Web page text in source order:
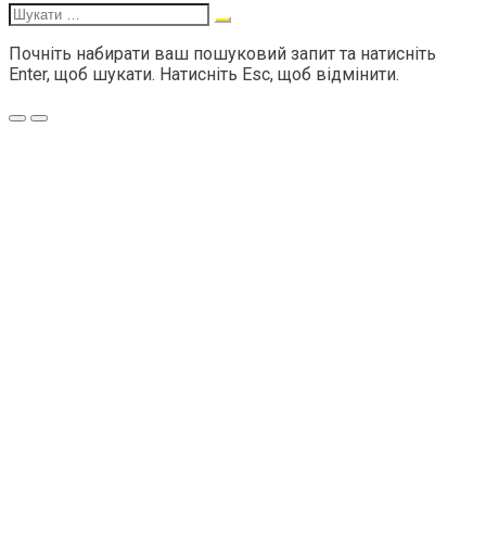
Шукати:
Почніть набирати ваш пошуковий запит та натисніть
Enter, щоб шукати. Натисніть Esc, щоб відмінити.
Меню